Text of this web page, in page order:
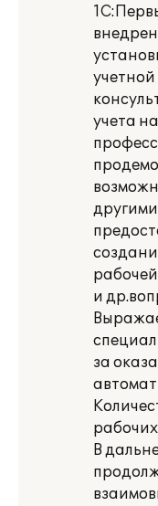
учета
и
за
В